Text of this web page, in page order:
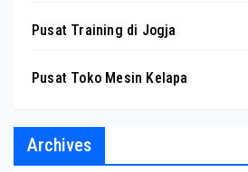
Pusat Training di Jogja
Pusat Toko Mesin Kelapa
Archives